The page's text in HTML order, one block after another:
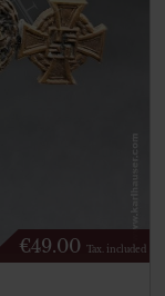
€49.00 Tax. included